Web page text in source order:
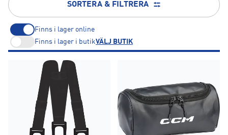
SORTERA & FILTRERA
Finns i lager online
Finns i lager i butikVÄLJ BUTIK